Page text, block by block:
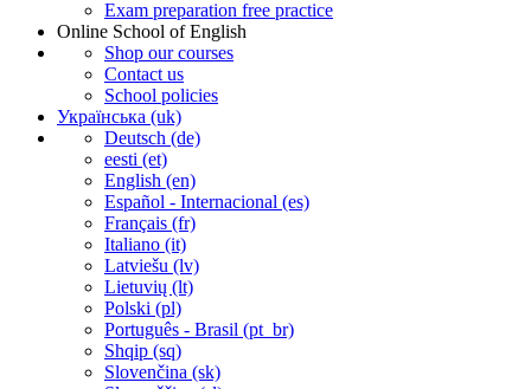
Exam preparation free practice
Online School of English
Shop our courses
Contact us
School policies
Українська ‎(uk)‎
Deutsch ‎(de)‎
eesti ‎(et)‎
English ‎(en)‎
Español - Internacional ‎(es)‎
Français ‎(fr)‎
Italiano ‎(it)‎
Latviešu ‎(lv)‎
Lietuvių ‎(lt)‎
Polski ‎(pl)‎
Português - Brasil ‎(pt_br)‎
Shqip ‎(sq)‎
Slovenčina ‎(sk)‎